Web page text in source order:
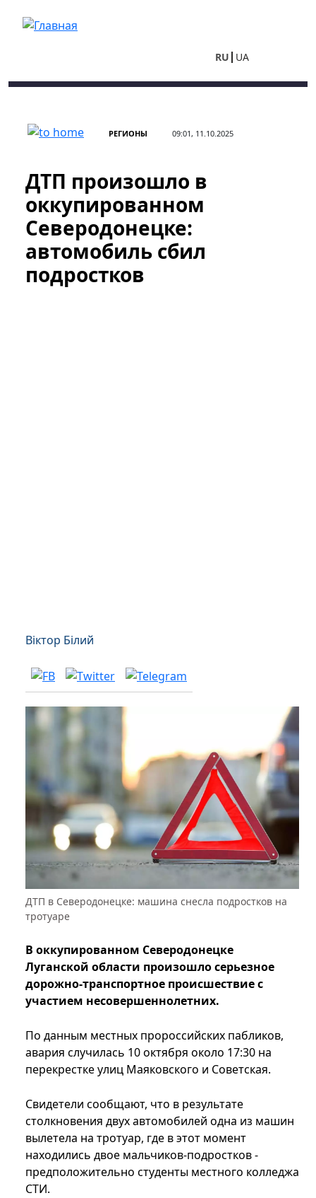
RU UA
РЕГИОНЫ 09:01, 11.10.2025
ДТП произошло в
оккупированном
Северодонецке:
автомобиль сбил
подростков
Віктор Білий
ДТП в Северодонецке: машина снесла подростков на
тротуаре
В оккупированном Северодонецке
Луганской области произошло серьезное
дорожно-транспортное происшествие с
участием несовершеннолетних.
По данным местных пророссийских пабликов,
авария случилась 10 октября около 17:30 на
перекрестке улиц Маяковского и Советская.
Свидетели сообщают, что в результате
столкновения двух автомобилей одна из машин
вылетела на тротуар, где в этот момент
находились двое мальчиков-подростков -
предположительно студенты местного колледжа
СТИ.